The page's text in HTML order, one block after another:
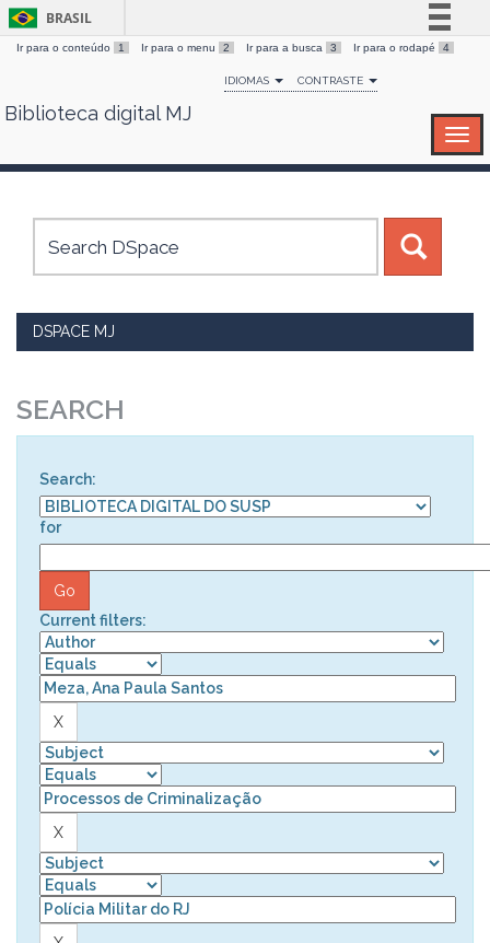
Skip
BRASIL
Simplifique!
Comunica BR
Canais
Ir para o conteúdo 1 Ir para o menu 2 Ir para a busca 3 Ir para o rodapé 4
IDIOMAS CONTRASTE
Biblioteca digital MJ
DSPACE MJ
SEARCH
Search:
for
Current filters: